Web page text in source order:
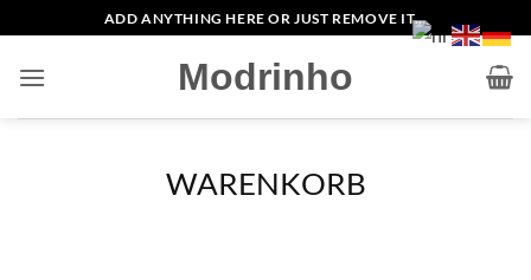
Inhalt
springen
ADD ANYTHING HERE OR JUST REMOVE IT...
Modrinho
WARENKORB